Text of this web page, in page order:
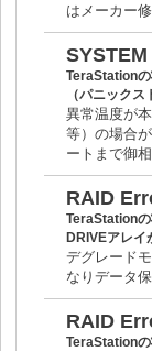
はメーカー
TeraStation
（パニックス
異常温度が
等）の場合
ートまで御
RAID
TeraStation
DRIVEアレイ
デグレード
なりデータ
RAID
TeraStation